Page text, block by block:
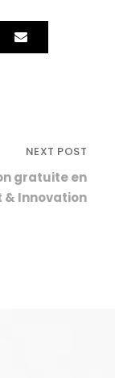
NEXT POST
gratuite en
& Innovation